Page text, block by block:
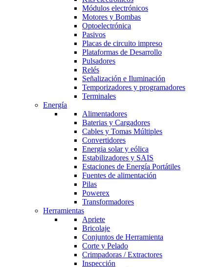
Módulos electrónicos
Motores y Bombas
Optoelectrónica
Pasivos
Placas de circuito impreso
Plataformas de Desarrollo
Pulsadores
Relés
Señalización e Iluminación
Temporizadores y programadores
Terminales
Energía
Alimentadores
Baterias y Cargadores
Cables y Tomas Múltiples
Convertidores
Energia solar y eólica
Estabilizadores y SAIS
Estaciones de Energía Portátiles
Fuentes de alimentación
Pilas
Powerex
Transformadores
Herramientas
Apriete
Bricolaje
Conjuntos de Herramienta
Corte y Pelado
Crimpadoras / Extractores
Inspección